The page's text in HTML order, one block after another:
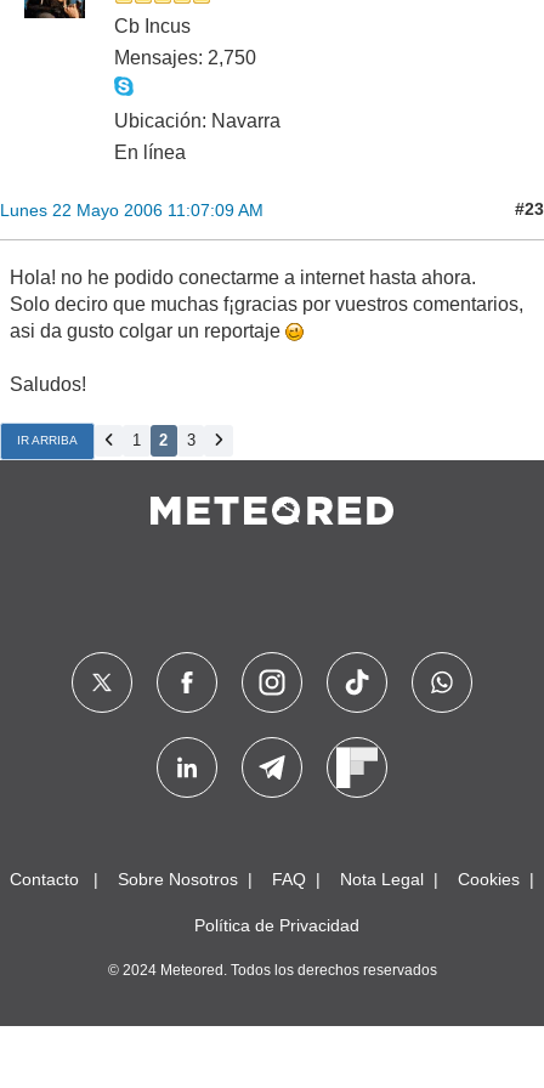
Cb Incus
Mensajes: 2,750
Ubicación: Navarra
En línea
Lunes 22 Mayo 2006 11:07:09 AM #23
Hola! no he podido conectarme a internet hasta ahora.
Solo deciro que muchas f¡gracias por vuestros comentarios,
asi da gusto colgar un reportaje
Saludos!
IR ARRIBA 1 2 3
Contacto Sobre Nosotros FAQ Nota Legal Cookies
Política de Privacidad
© 2024 Meteored. Todos los derechos reservados